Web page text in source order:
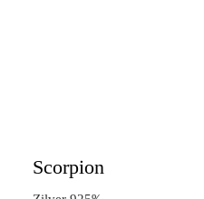
Scorpion